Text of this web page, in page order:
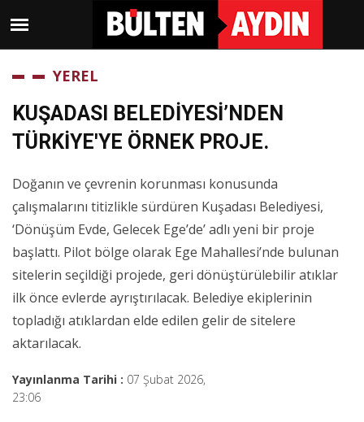
YEREL
KUŞADASI BELEDİYESİ’NDEN
TÜRKİYE'YE ÖRNEK PROJE.
Doğanın ve çevrenin korunması konusunda
çalışmalarını titizlikle sürdüren Kuşadası Belediyesi,
‘Dönüşüm Evde, Gelecek Ege’de’ adlı yeni bir proje
başlattı. Pilot bölge olarak Ege Mahallesi’nde bulunan
sitelerin seçildiği projede, geri dönüştürülebilir atıklar
ilk önce evlerde ayrıştırılacak. Belediye ekiplerinin
topladığı atıklardan elde edilen gelir de sitelere
aktarılacak.
Yayınlanma Tarihi : 07 Şubat 2026,
23:06